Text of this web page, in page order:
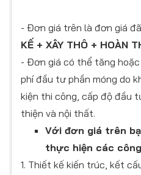
- Đơn giá trên là đơn giá
KẾ + XÂY THÔ + HOÀN
- Đơn giá có thể tăng
phí đầu tư phần móng do
kiện thi công, cấp độ đầu
thiện và nội thất.
Với đơn giá trên
thực hiện các
1. Thiết kế kiến trúc, kết